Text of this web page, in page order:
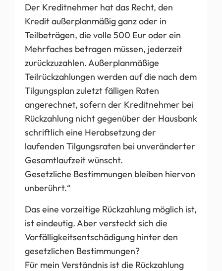
Der Kreditnehmer hat das Recht, den
Kredit außerplanmäßig ganz oder in
Teilbeträgen, die volle 500 Eur oder ein
Mehrfaches betragen müssen, jederzeit
zurückzuzahlen. Außerplanmäßige
Teilrückzahlungen werden auf die nach dem
Tilgungsplan zuletzt fälligen Raten
angerechnet, sofern der Kreditnehmer bei
Rückzahlung nicht gegenüber der Hausbank
schriftlich eine Herabsetzung der
laufenden Tilgungsraten bei unveränderter
Gesamtlaufzeit wünscht.
Gesetzliche Bestimmungen bleiben hiervon
unberührt.“
Das eine vorzeitige Rückzahlung möglich ist,
ist eindeutig. Aber versteckt sich die
Vorfälligkeitsentschädigung hinter den
gesetzlichen Bestimmungen?
Für mein Verständnis ist die Rückzahlung